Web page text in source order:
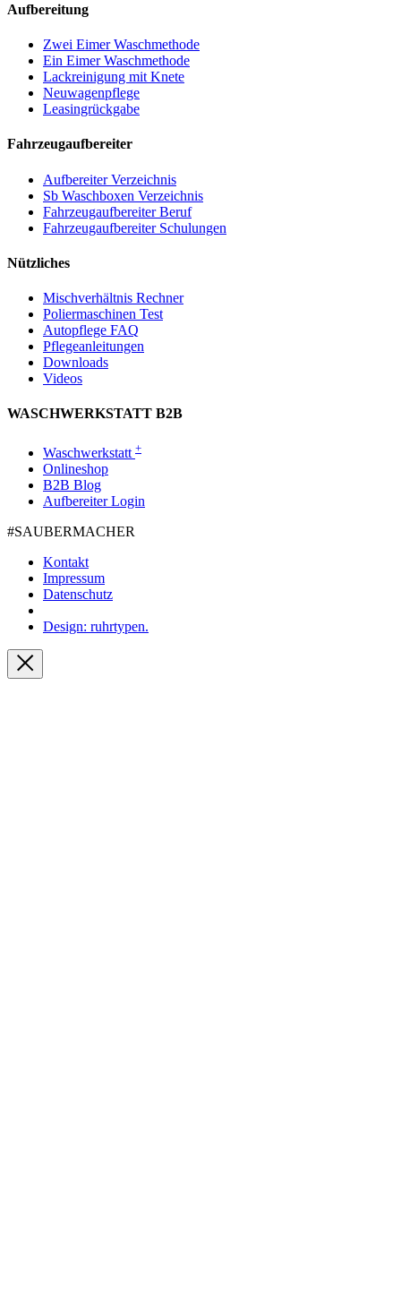
Aufbereitung
Zwei Eimer Waschmethode
Ein Eimer Waschmethode
Lackreinigung mit Knete
Neuwagenpflege
Leasingrückgabe
Fahrzeugaufbereiter
Aufbereiter Verzeichnis
Sb Waschboxen Verzeichnis
Fahrzeugaufbereiter Beruf
Fahrzeugaufbereiter Schulungen
Nützliches
Mischverhältnis Rechner
Poliermaschinen Test
Autopflege FAQ
Pflegeanleitungen
Downloads
Videos
WASCHWERKSTATT B2B
Waschwerkstatt +
Onlineshop
B2B Blog
Aufbereiter Login
#SAUBER­MACHER
Kontakt
Impressum
Datenschutz
Design: ruhrtypen.